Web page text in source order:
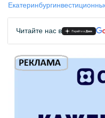
Екатеринбург
Читайте нас в